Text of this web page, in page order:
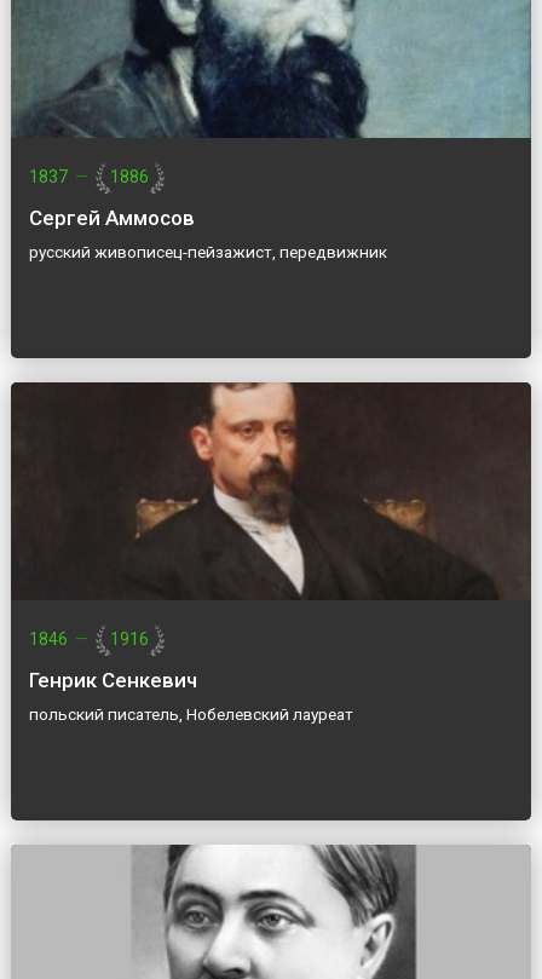
1837 — 1886
Сергей Аммосов
русский живописец-пейзажист, передвижник
1846 — 1916
Генрик Сенкевич
польский писатель, Нобелевский лауреат